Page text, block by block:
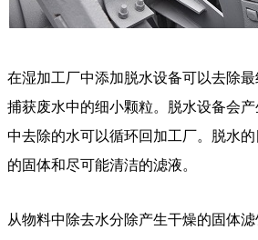
在湿加工厂中添加脱水设备可以去除
捕获废水中的细小颗粒。脱水设备会
中去除的水可以循环回加工厂。脱水
的固体和尽可能清洁的滤液。
从物料中除去水分除产生干燥的固体